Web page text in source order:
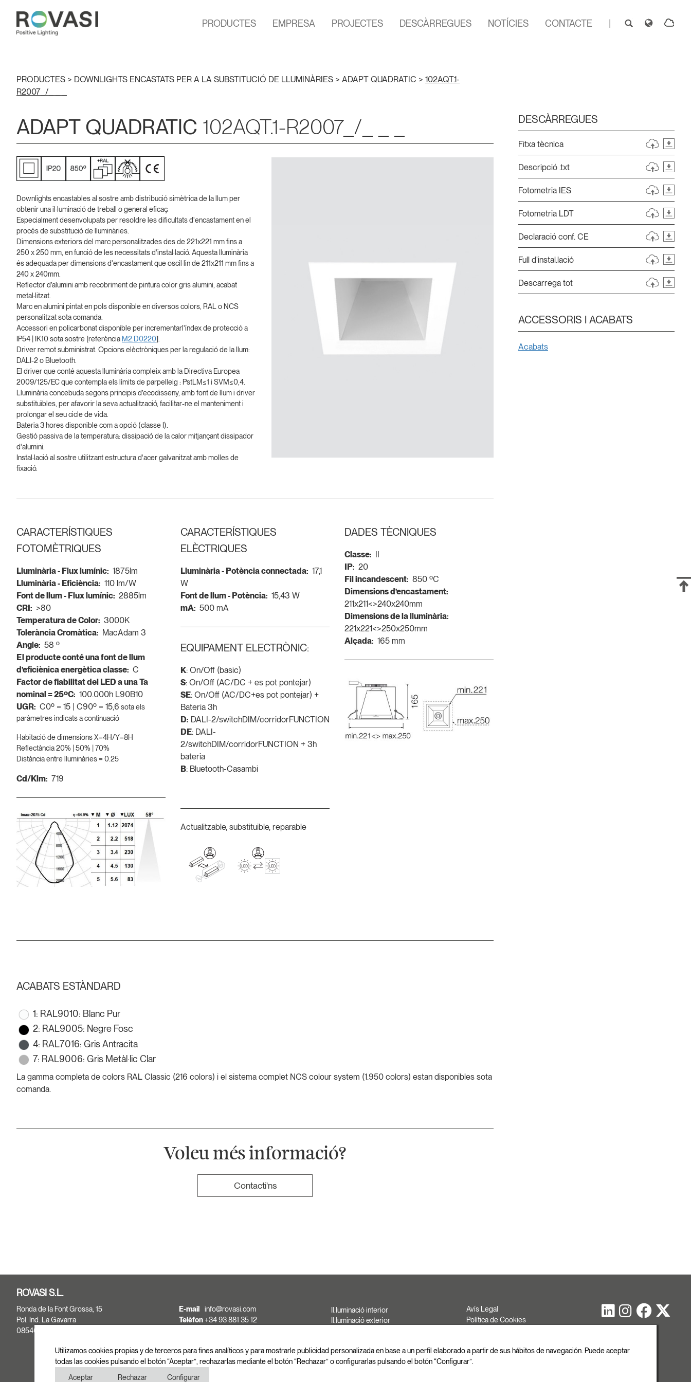
PRODUCTES EMPRESA PROJECTES DESCÀRREGUES NOTÍCIES CONTACTE
PRODUCTES > DOWNLIGHTS ENCASTATS PER A LA SUBSTITUCIÓ DE LLUMINÀRIES > ADAPT QUADRATIC > 102AQT.1-
R2007_/_ _ _
ADAPT QUADRATIC 102AQT.1-R2007_/_ _ _
Downlights encastables al sostre amb distribució simètrica de la llum per
obtenir una il·luminació de treball o general eficaç.
Especialment desenvolupats per resoldre les dificultats d'encastament en el
procés de substitució de lluminàries.
Dimensions exteriors del marc personalitzades des de 221x221 mm fins a
250 x 250 mm, en funció de les necessitats d'instal·lació. Aquesta lluminària
és adequada per dimensions d'encastament que oscil·lin de 211x211 mm fins a
240 x 240mm.
Reflector d’alumini amb recobriment de pintura color gris alumini, acabat
metal·litzat.
Marc en alumini pintat en pols disponible en diversos colors, RAL o NCS
personalitzat sota comanda.
Accessori en policarbonat disponible per incrementarl'índex de protecció a
IP54 | IK10 sota sostre [referència M2.D0220].
Driver remot subministrat. Opcions elèctròniques per la regulació de la llum:
DALI-2 o Bluetooth.
El driver que conté aquesta lluminària compleix amb la Directiva Europea
2009/125/EC que contempla els límits de parpelleig : PstLM≤1 i SVM≤0,4.
Lluminària concebuda segons principis d’ecodisseny, amb font de llum i driver
substituïbles, per afavorir la seva actualització, facilitar-ne el manteniment i
prolongar el seu cicle de vida.
Bateria 3 hores disponible com a opció (classe I).
Gestió passiva de la temperatura: dissipació de la calor mitjançant dissipador
d'alumini.
Instal·lació al sostre utilitzant estructura d'acer galvanitzat amb molles de
fixació.
CARACTERÍSTIQUES
FOTOMÈTRIQUES
Lluminària - Flux lumínic: 1875lm
Lluminària - Eficiència: 110 lm/W
Font de llum - Flux lumínic: 2885lm
CRI: >80
Temperatura de Color: 3000K
Tolerància Cromàtica: MacAdam 3
Angle: 58 º
El producte conté una font de llum
d’eficiènica energètica classe: C
Factor de fiabilitat del LED a una Ta
nominal = 25ºC: 100.000h L90B10
UGR: C0º = 15 | C90º = 15,6 sota els
paràmetres indicats a continuació
Habitació de dimensions X=4H/Y=8H
Reflectància 20% | 50% | 70%
Distància entre lluminàries = 0.25
Cd/Klm: 719
CARACTERÍSTIQUES
ELÈCTRIQUES
Lluminària - Potència connectada: 17,1
W
Font de llum - Potència: 15,43 W
mA: 500 mA
EQUIPAMENT ELECTRÒNIC:
K: On/Off (basic)
S: On/Off (AC/DC + es pot pontejar)
SE: On/Off (AC/DC+es pot pontejar) +
Bateria 3h
D: DALI-2/switchDIM/corridorFUNCTION
DE: DALI-
2/switchDIM/corridorFUNCTION + 3h
bateria
B: Bluetooth-Casambi
Actualitzable, substituible, reparable
DADES TÈCNIQUES
Classe: II
IP: 20
Fil incandescent: 850 ºC
Dimensions d’encastament:
211x211<>240x240mm
Dimensions de la lluminària:
221x221<>250x250mm
Alçada: 165 mm
ACABATS ESTÀNDARD
1: RAL9010: Blanc Pur
2: RAL9005: Negre Fosc
4: RAL7016: Gris Antracita
7: RAL9006: Gris Metàl·lic Clar
La gamma completa de colors RAL Classic (216 colors) i el sistema complet NCS colour system (1.950 colors) estan disponibles sota
comanda.
Voleu més informació?
Contacti'ns
DESCÀRREGUES
Fitxa tècnica
Descripció .txt
Fotometria IES
Fotometria LDT
Declaració conf. CE
Full d'instal.lació
Descarrega tot
ACCESSORIS I ACABATS
Acabats
ROVASI S.L.
Ronda de la Font Grossa, 15
Pol. Ind. La Gavarra
08540 Centelles | Barcelona
E-mail
info@rovasi.com
Telèfon +34 93 881 35 12
Il.luminació interior
Il.luminació exterior
Avís Legal
Política de Cookies
Utilizamos cookies propias y de terceros para fines analíticos y para mostrarle publicidad personalizada en base a un perfil elaborado a partir de sus hábitos de navegación. Puede aceptar
todas las cookies pulsando el botón “Aceptar”, rechazarlas mediante el botón “Rechazar” o configurarlas pulsando el botón “Configurar”.
Aceptar
Rechazar Configurar